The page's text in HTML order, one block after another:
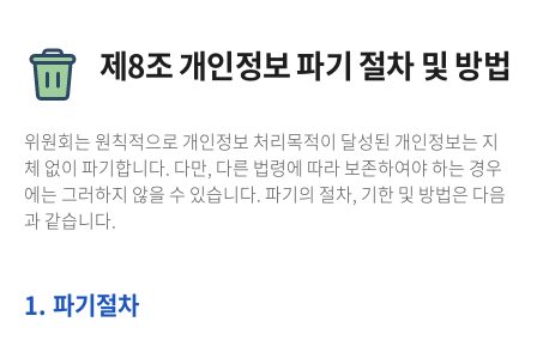
제8조 개인정보 파기 절차 및 방법
위원회는 원칙적으로 개인정보 처리목적이 달성된 개인정보는 지
체 없이 파기합니다. 다만, 다른 법령에 따라 보존하여야 하는 경우
에는 그러하지 않을 수 있습니다. 파기의 절차, 기한 및 방법은 다음
과 같습니다.
1. 파기절차